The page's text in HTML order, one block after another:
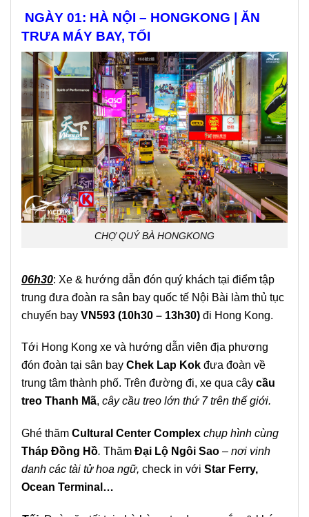
NGÀY 01: HÀ NỘI – HONGKONG | ĂN
TRƯA MÁY BAY, TỐI
CHỢ QUÝ BÀ HONGKONG
06h30: Xe & hướng dẫn đón quý khách tại điểm tập
trung đưa đoàn ra sân bay quốc tế Nội Bài làm thủ tục
chuyến bay VN593 (10h30 – 13h30) đi Hong Kong.
Tới Hong Kong xe và hướng dẫn viên địa phương
đón đoàn tại sân bay Chek Lap Kok đưa đoàn về
trung tâm thành phố. Trên đường đi, xe qua cây cầu
treo Thanh Mã, cây cầu treo lớn thứ 7 trên thế giới.
Ghé thăm Cultural Center Complex chụp hình cùng
Tháp Đồng Hồ. Thăm Đại Lộ Ngôi Sao – nơi vinh
danh các tài tử hoa ngữ, check in với Star Ferry,
Ocean Terminal…